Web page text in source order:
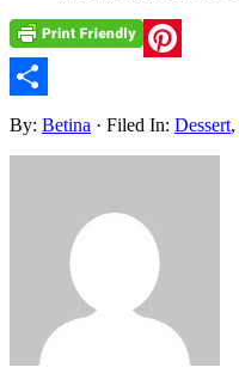
Pinterest
Share
By: Betina · Filed In: Dessert,